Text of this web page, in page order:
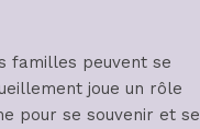
familles peuvent se
joue un rôle
pour se souvenir et se